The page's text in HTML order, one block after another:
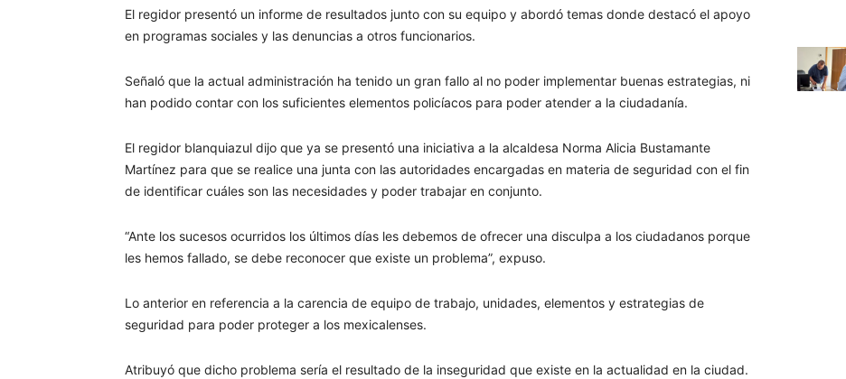
El regidor presentó un informe de resultados junto con su equipo y abordó temas donde destacó el apoyo
en programas sociales y las denuncias a otros funcionarios.
Señaló que la actual administración ha tenido un gran fallo al no poder implementar buenas estrategias, ni
han podido contar con los suficientes elementos policíacos para poder atender a la ciudadanía.
El regidor blanquiazul dijo que ya se presentó una iniciativa a la alcaldesa Norma Alicia Bustamante
Martínez para que se realice una junta con las autoridades encargadas en materia de seguridad con el fin
de identificar cuáles son las necesidades y poder trabajar en conjunto.
“Ante los sucesos ocurridos los últimos días les debemos de ofrecer una disculpa a los ciudadanos porque
les hemos fallado, se debe reconocer que existe un problema”, expuso.
Lo anterior en referencia a la carencia de equipo de trabajo, unidades, elementos y estrategias de
seguridad para poder proteger a los mexicalenses.
Atribuyó que dicho problema sería el resultado de la inseguridad que existe en la actualidad en la ciudad.